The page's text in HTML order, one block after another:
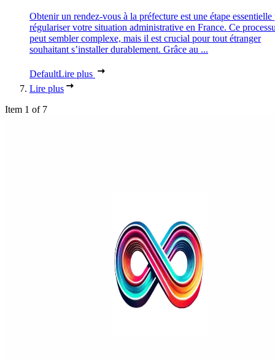
Obtenir un rendez-vous à la préfecture est une étape essentielle
régulariser votre situation administrative en France. Ce
peut sembler complexe, mais il est crucial pour tout étranger
souhaitant s’installer durablement. Grâce au ...
DefaultLire plus
Lire plus
Item 1 of 7